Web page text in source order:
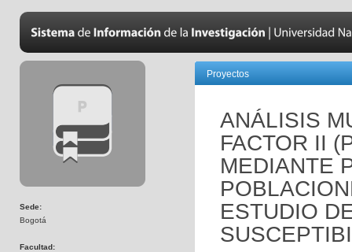
Sede:
Bogotá
Facultad:
Proyectos
ANÁLISIS
FACTOR II
MEDIANTE
ESTUDIO